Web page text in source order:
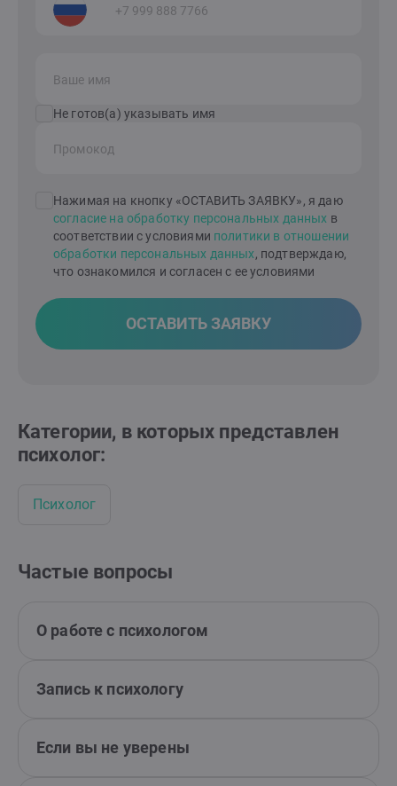
Ваше имя
Не готов(а) указывать имя
Промокод
Нажимая на кнопку «ОСТАВИТЬ ЗАЯВКУ», я даю
согласие на обработку персональных данных в
соответствии с условиями политики в отношении
обработки персональных данных, подтверждаю,
что ознакомился и согласен с ее условиями
ОСТАВИТЬ ЗАЯВКУ
Категории, в которых представлен
психолог:
Психолог
Частые вопросы
О работе с психологом
Запись к психологу
Если вы не уверены